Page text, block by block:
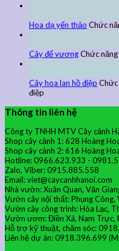
Hoa dạ yến thảo Chức
Cây đế vươngChức
Cây hoa lan hồ điệp
điệp
Thông tin liên hệ
Công ty TNHH MTV Cây cảnh
Shop cây cảnh 1: 628 Hoàng
Shop cây cảnh 2: 616 Hoàng
Hotline: 0966.623.933 -
Zalo, Viber: 0915.885.558
Email: viet@caycanhhanoi.com
Nhà vườn: Xuân Quan, Văn
Vườn cây nội thất: Phụng Công,
Vườn cây công trình: Hòa Lạc,
Vườn ươm: Điền Xá, Nam Trực,
Hỗ trợ kỹ thuật, chăm sóc:
Liên hệ dự án: 0918.396.699